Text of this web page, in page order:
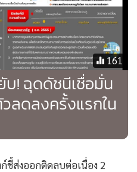
ปกติ
วว่า เราคิดว่ามีความต้องการ
ดินทางท่องเที่ยวนอกประเทศ
ว่าการท่องเที่ยวนอกประเทศ
ะเดิมภายในช่วงท้ายของ
เดิมอย่างเต็มรูปแบบของการ
นจะเริ่มในช่วงกลางปี โดย
ก่อนหน้าวิกฤตโรคระบาด แรง
161
! ฉุดดัชนีเชื่อมั่น
ลดลงครั้งแรกใน
ชี้ส่งออกติดลบต่อเนื่อง 2